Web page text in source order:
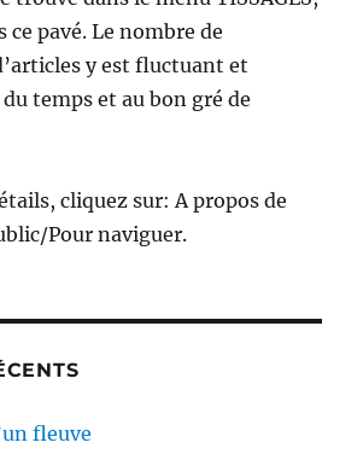
ce pavé. Le nombre de
y est fluctuant et
temps et au bon gré de
cliquez sur: A propos de
Pour naviguer.
fleuve